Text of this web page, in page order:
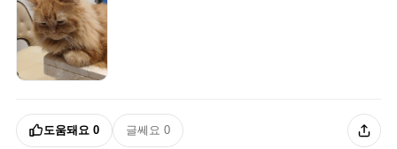
도움돼요 0 글쎄요 0